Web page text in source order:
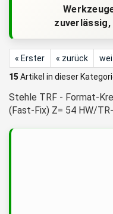
zuverlässig,
« Erster « zurück
15 Artikel in dieser
Stehle TRF - Format-
(Fast-Fix) Z= 54 HW/